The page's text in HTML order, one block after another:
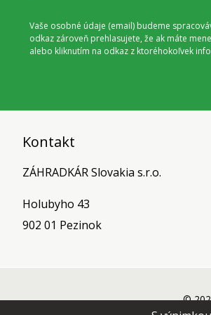
Vaše osobné údaje (email) budeme
odkaz zároveň prehlasujete, že ak máte
alebo kliknutím na odkaz z ktoréhokoľvek
Kontakt
ZÁHRADKÁR Slovakia s.r.o.
Holubyho 43
902 01 Pezinok
©